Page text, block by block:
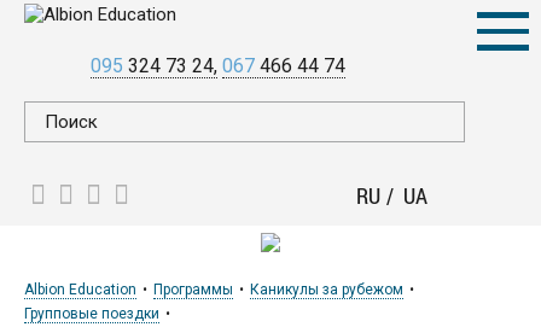
095 324 73 24 067 466 44 74
RU UA
Albion Education Программы
Каникулы за рубежом
Групповые поездки